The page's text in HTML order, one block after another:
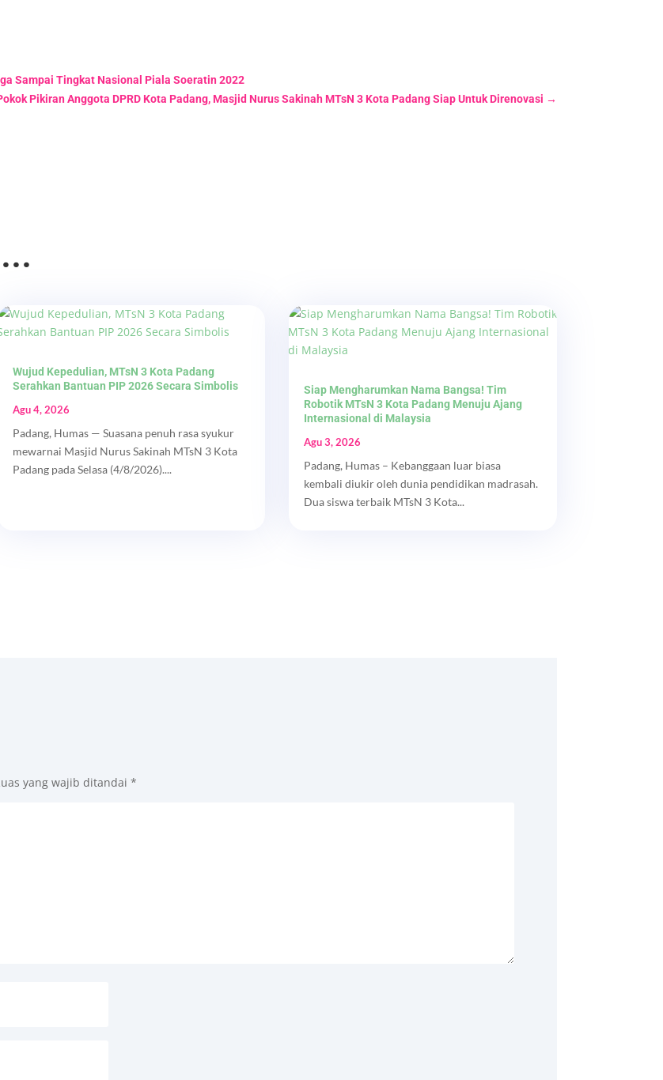
Sampai Tingkat Nasional Piala Soeratin 2022
Pikiran Anggota DPRD Kota Padang, Masjid Nurus Sakinah MTsN 3 Kota Padang Siap Untuk Direnovasi →
Wujud Kepedulian, MTsN 3 Kota Padang
Serahkan Bantuan PIP 2026 Secara Simbolis
Agu 4, 2026
Padang, Humas — Suasana penuh rasa syukur
mewarnai Masjid Nurus Sakinah MTsN 3 Kota
Padang pada Selasa (4/8/2026)....
Siap Mengharumkan Nama Bangsa! Tim
Robotik MTsN 3 Kota Padang Menuju Ajang
Internasional di Malaysia
Agu 3, 2026
Padang, Humas – Kebanggaan luar biasa
kembali diukir oleh dunia pendidikan madrasah.
Dua siswa terbaik MTsN 3 Kota...
yang wajib ditandai*